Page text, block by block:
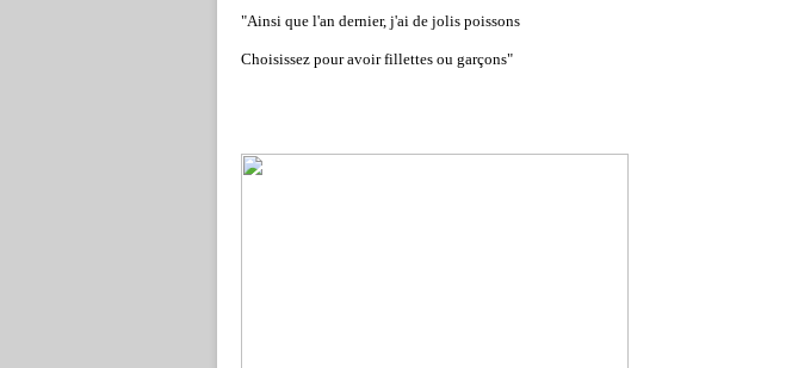
"Ainsi que l'an dernier, j'ai de jolis poissons
Choisissez pour avoir fillettes ou garçons"